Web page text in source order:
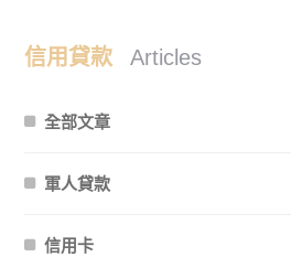
信用貸款 Articles
全部文章
軍人貸款
信用卡